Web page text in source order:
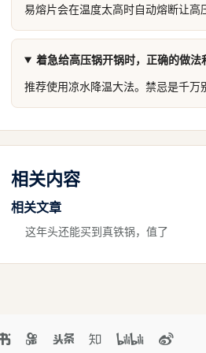
易熔片会在温度太高时自动熔断让高
着急给高压锅开锅时，正确的做法
推荐使用凉水降温大法。禁忌是千
相关内容
相关文章
这年头还能买到真铁锅，值了